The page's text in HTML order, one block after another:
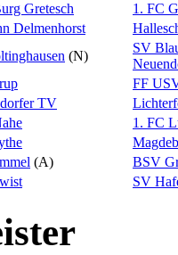
Gretesch
1. FC
Delmenhorst
(N)
SV
FF
TV
1. FC
(A)
BSV
SV